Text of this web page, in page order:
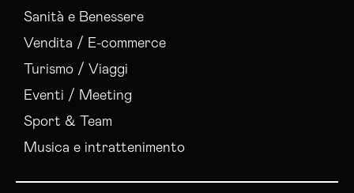
Sanità e Benessere
Vendita / E-commerce
Turismo / Viaggi
Eventi / Meeting
Sport & Team
Musica e intrattenimento